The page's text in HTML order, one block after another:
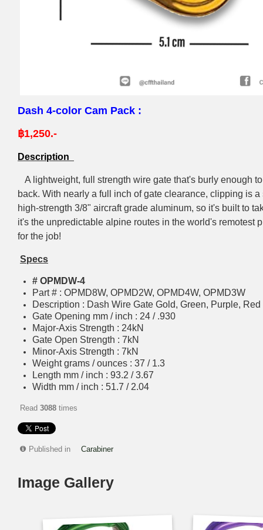
Dash 4-color Cam Pack :
฿1,250.-
Description
A lightweight, full strength wire gate that's burly enough
back. With nearly a full inch of gate clearance, clipping is
high-strength 3/8" aircraft grade aluminum, so it's built to
it's the unpredictable alpine routes in the world's remotest
for the job!
Specs
# OPMDW-4
Part # : OPMD8W, OPMD2W, OPMD4W, OPMD3W
Description : Dash Wire Gate Gold, Green, Purple, Red
Gate Opening mm / inch : 24 / .930
Major-Axis Strength : 24kN
Gate Open Strength : 7kN
Minor-Axis Strength : 7kN
Weight grams / ounces : 37 / 1.3
Length mm / inch : 93.2 / 3.67
Width mm / inch : 51.7 / 2.04
Read 3088 times
Published in Carabiner
Image Gallery